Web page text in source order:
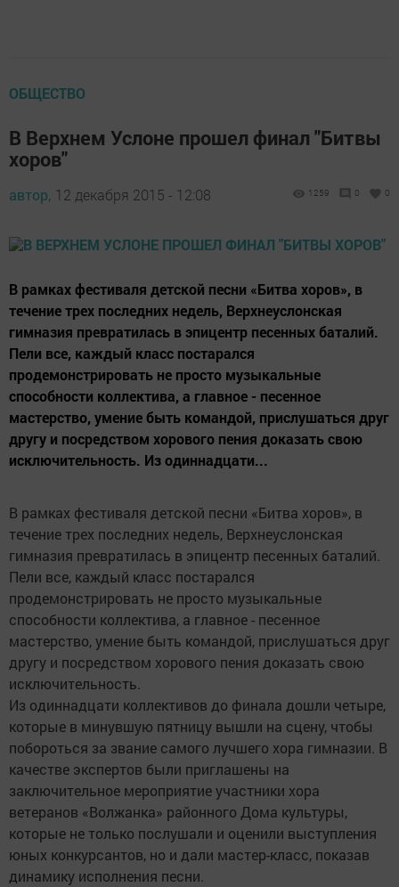
ОБЩЕСТВО
В Верхнем Услоне прошел финал "Битвы
хоров"
автор, 12 декабря 2015 - 12:08 1259 0 0
В рамках фестиваля детской песни «Битва хоров», в
течение трех последних недель, Верхнеуслонская
гимназия превратилась в эпицентр песенных баталий.
Пели все, каждый класс постарался
продемонстрировать не просто музыкальные
способности коллектива, а главное - песенное
мастерство, умение быть командой, прислушаться друг
другу и посредством хорового пения доказать свою
исключительность. Из одиннадцати...
В рамках фестиваля детской песни «Битва хоров», в
течение трех последних недель, Верхнеуслонская
гимназия превратилась в эпицентр песенных баталий.
Пели все, каждый класс постарался
продемонстрировать не просто музыкальные
способности коллектива, а главное - песенное
мастерство, умение быть командой, прислушаться друг
другу и посредством хорового пения доказать свою
исключительность.
Из одиннадцати коллективов до финала дошли четыре,
которые в минувшую пятницу вышли на сцену, чтобы
побороться за звание самого лучшего хора гимназии. В
качестве экспертов были приглашены на
заключительное мероприятие участники хора
ветеранов «Волжанка» районного Дома культуры,
которые не только послушали и оценили выступления
юных конкурсантов, но и дали мастер-класс, показав
динамику исполнения песни.